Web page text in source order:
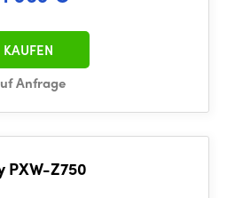
Anfrage
KAUFEN
PXW-Z750